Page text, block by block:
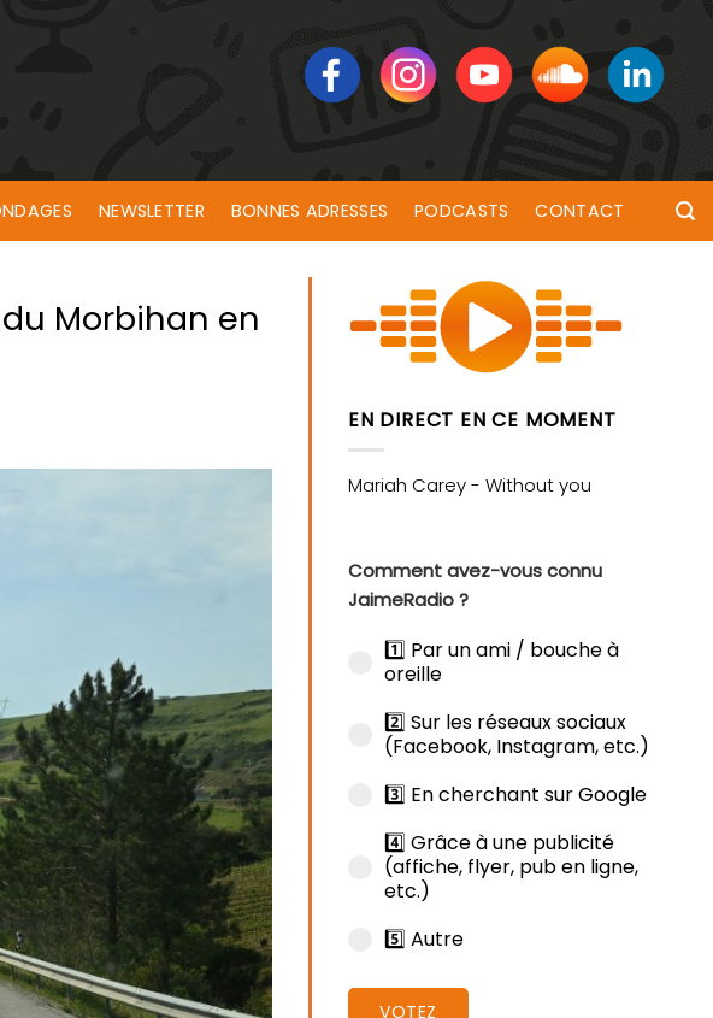
NEWSLETTER BONNES ADRESSES PODCASTS CONTACT
Morbihan en
EN DIRECT EN CE MOMENT
Comment avez-vous connu
JaimeRadio ?
1️⃣ Par un ami / bouche à
oreille
2️⃣ Sur les réseaux sociaux
(Facebook, Instagram, etc.)
3️⃣ En cherchant sur Google
4️⃣ Grâce à une publicité
(affiche, flyer, pub en ligne,
etc.)
5️⃣ Autre
VOTEZ